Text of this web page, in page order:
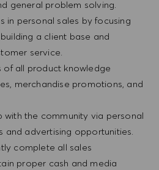
general problem solving.
in personal sales by focusing
a client base and
service.
of all product knowledge
merchandise promotions, and
with the community via personal
and advertising opportunities.
complete all sales
proper cash and media